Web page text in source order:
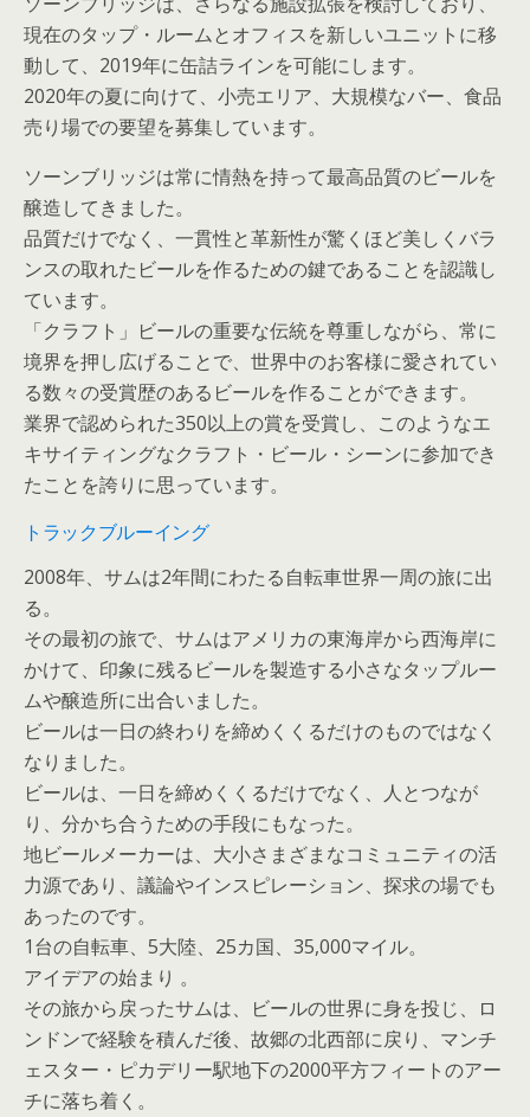
現在のタップ・ルームとオフィスを新しいユニットに移
動して、2019年に缶詰ラインを可能にします。
2020年の夏に向けて、小売エリア、大規模なバー、食品
売り場での要望を募集しています。
ソーンブリッジは常に情熱を持って最高品質のビールを
醸造してきました。
品質だけでなく、一貫性と革新性が驚くほど美しくバラ
ンスの取れたビールを作るための鍵であることを認識し
ています。
「クラフト」ビールの重要な伝統を尊重しながら、常に
境界を押し広げることで、世界中のお客様に愛されてい
る数々の受賞歴のあるビールを作ることができます。
業界で認められた350以上の賞を受賞し、このようなエ
キサイティングなクラフト・ビール・シーンに参加でき
たことを誇りに思っています。
トラックブルーイング
2008年、サムは2年間にわたる自転車世界一周の旅に出
る。
その最初の旅で、サムはアメリカの東海岸から西海岸に
かけて、印象に残るビールを製造する小さなタップルー
ムや醸造所に出合いました。
ビールは一日の終わりを締めくくるだけのものではなく
なりました。
ビールは、一日を締めくくるだけでなく、人とつなが
り、分かち合うための手段にもなった。
地ビールメーカーは、大小さまざまなコミュニティの活
力源であり、議論やインスピレーション、探求の場でも
あったのです。
1台の自転車、5大陸、25カ国、35,000マイル。
アイデアの始まり 。
その旅から戻ったサムは、ビールの世界に身を投じ、ロ
ンドンで経験を積んだ後、故郷の北西部に戻り、マンチ
ェスター・ピカデリー駅地下の2000平方フィートのアー
チに落ち着く。